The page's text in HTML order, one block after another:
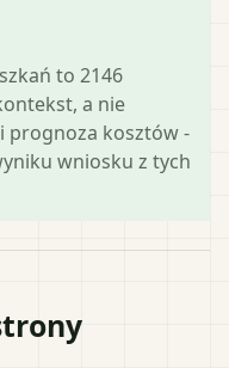
to 2146
a nie
prognoza kosztów -
wniosku z tych